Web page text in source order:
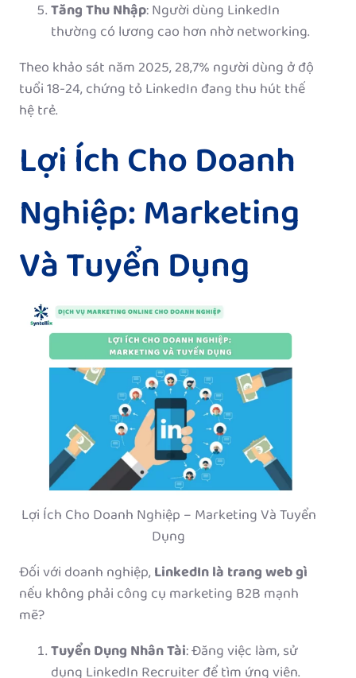
Tăng Thu Nhập: Người dùng LinkedIn
thường có lương cao hơn nhờ networking.
Theo khảo sát năm 2025, 28,7% người dùng ở độ
tuổi 18-24, chứng tỏ LinkedIn đang thu hút thế
hệ trẻ.
Lợi Ích Cho Doanh
Nghiệp: Marketing
Và Tuyển Dụng
Lợi Ích Cho Doanh Nghiệp – Marketing Và Tuyển
Dụng
Đối với doanh nghiệp, LinkedIn là trang web gì
nếu không phải công cụ marketing B2B mạnh
mẽ?
Tuyển Dụng Nhân Tài: Đăng việc làm, sử